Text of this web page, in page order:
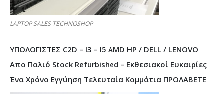
LAPTOP SALES TECHNOSHOP
ΥΠΟΛΟΓΙΣΤΕΣ C2D – I3 – I5 AMD HP / DELL / LENOVO
Απο Παλιό Stock Refurbished – Εκθεσιακοί Ευκαιρίες
Ένα Χρόνο Εγγύηση Τελευταία Κομμάτια ΠΡΟΛΑΒΕΤΕ